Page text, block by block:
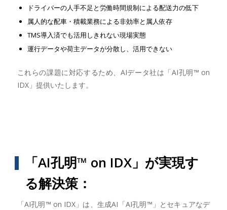
ドライバーの人手不足と労働時間規制による配送力の低下
属人的な配車・積載業務による非効率と属人依存
TMS導入済でも活用しきれない現場実態
運行データや荷主データが分散し、活用できない
これらの課題に対応するため、AIデータ社は「AI孔明™ on
IDX」提供いたします。
「AI孔明™ on IDX」が実現す
る解決策：
「AI孔明™ on IDX」は、生成AI「AI孔明™」とセキュアなデ